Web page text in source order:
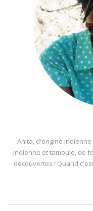
Anita, d'origine
indienne et tamoule, de
découvertes ! Quand